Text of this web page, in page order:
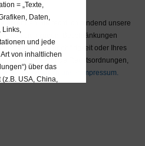
erkennen Sie rechtlich bindend unsere
sich zudem Beschränkungen
staatlichen Zugehörigkeit oder Ihres
Sie betreffende Rechtsordnungen,
Sie hierzu auch unser Impressum.
= „Texte,
Daten,
Links,
und jede
von inhaltlichen
über das
(z.B. USA, China,